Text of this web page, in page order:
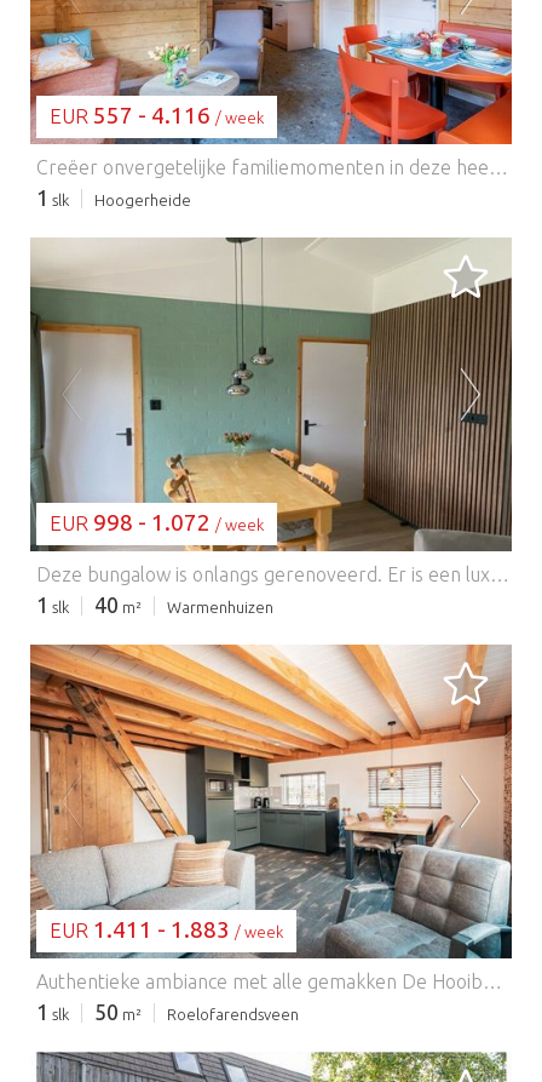
EUR 557 - 4.116 / week
Creëer onvergetelijke familiemomenten in deze heerlijke lodge in het bos, zorgvuldig ontworpen voor maximaal vier gasten en geïnspireerd door plezier, comfort en samenzijn. Verscholen in een vredige natuurlijke omgeving biedt dit charmante toevluchtsoord de perfecte ontsnapping waar kinderen vrij kunnen spelen en volwassenen in alle rust kunnen ontspannen. Het lichte en vrolijke interieur verwelkomt u in een open woonruimte die ideaal is om quality time met elkaar door te brengen, of u nu geniet van een gezellige filmavond, verhalen deelt na een dag vol avontuur of samen aan de eettafel zit voor een familiemaaltijd. De volledig uitgeruste keuken maakt zelf koken eenvoudig en biedt alles wat u nodig heeft om uw favoriete gerechten te bereiden gedurende uw verblijf. Twee comfortabele slaapkamers bieden een rustgevende plek voor zowel ouders als kinderen, terwijl de moderne badkamer zorgt voor dagelijks gemak. Grote ramen laten veel natuurlijk licht binnen en creëren een warme en uitnodigende sfeer die naadloos aansluit op het omringende bos. Gratis wifi, verwarming en privéparkeergelegenheid zorgen voor een zorgeloos verblijf in elk seizoen. Stap op uw privéterras en geniet van de rustige buitenomgeving, waar de ochtenden beginnen met vogelzang en de avonden perfect zijn om te dineren onder de sterrenhemel. Het omliggende resort biedt eindeloos vermaak voor alle leeftijden, waaronder speeltuinen, zwembaden, sportactiviteiten en open groene ruimtes waar de kleintjes hun energie kwijt kunnen terwijl volwassenen genieten van de rust van de natuur. Deze gezinsvriendelijke vakantiewoning is ideaal gelegen om bossen, wandelpaden, nabijgelegen stranden en charmante dorpjes te verkennen en biedt de perfecte balans tussen ontspanning en avontuur. Of u nu spannende dagen in de buitenlucht plant of gewoon wilt ontspannen in een rustige omgeving, dit uitnodigende toevluchtsoord biedt alles wat u nodig heeft voor een onvergetelijke familievakantie. Extra services, zoals handdoekensets en keukendoeken, zijn beschikbaar tegen een meerprijs en kunnen rechtstreeks bij de accommodatie worden geboekt.
1 slk Hoogerheide
BEZIG MET LADEN...
EUR 998 - 1.072 / week
Deze bungalow is onlangs gerenoveerd. Er is een luxe keuken met Siemens-apparatuur geïnstalleerd: vaatwasser, magnetron, grote koelkast met vriesvak en inductiekookplaat. De woonkamer is voorzien van een leren driezitsbank en een comfortabele fauteuil. Er is snelle wifi beschikbaar, evenals HD-kabeltelevisie en de mogelijkheid om uw favoriete streamingdiensten te installeren. De hoofdslaapkamer heeft een tweepersoonsbed en de kinderslaapkamer een fantastisch stapelbed. De moderne badkamer is uitgerust met een toilet, een douche en een ruim badmeubel voor al uw toiletartikelen. Het huis is omgeven door een grote, goed onderhouden tuin die veel privacy biedt, en een heerlijk zonneterras op het zuiden met comfortabele tuinstoelen en een parasol.
1 slk 40 m² Warmenhuizen
BEZIG MET LADEN...
EUR 1.411 - 1.883 / week
Authentieke ambiance met alle gemakken De Hooiberg beschikt over een charmante woonkamer in landelijke stijl met een luxe, volledig uitgeruste keuken. Er zijn twee slaapkamers, elk met twee eenpersoonsbedden (90 cm x 210 cm). Elke slaapkamer heeft een luxe privédouche. Kortom: u wordt in de watten gelegd! Een trap leidt naar de bovenverdieping, waar u kunt ontspannen onder een prachtig rieten dak met uitzicht op de boomgaard. Natuurlijk zijn er gratis wifi, een tv en gratis parkeergelegenheid beschikbaar in de Hooiberg. U heeft ook toegang tot een tuinterras met een zithoek. De boerderij is centraal gelegen. De pittoreske dorpjes Woubrugge, Hoogmade, Alphen aan den Rijn en Leiden zijn allemaal gemakkelijk per fiets te bereiken. Amsterdam, Den Haag, Rotterdam en Utrecht liggen op slechts een half uurtje rijden. Wist u dat u Katwijk en Noordwijk in slechts 20 minuten kunt bereiken? Er is een bushalte direct voor onze boerderij.
1 slk 50 m² Roelofarendsveen